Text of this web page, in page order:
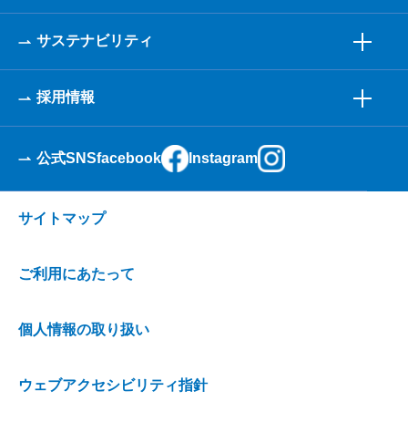
サステナビリティ
採用情報
公式SNSfacebook Instagram
サイトマップ
ご利用にあたって
個人情報の取り扱い
ウェブアクセシビリティ指針